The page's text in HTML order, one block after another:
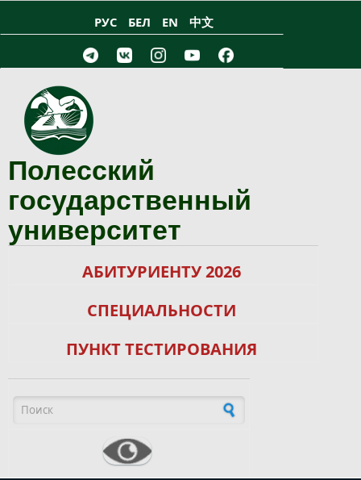
РУС БЕЛ EN 中文
Полесский
государственный
университет
АБИТУРИЕНТУ 2026
СПЕЦИАЛЬНОСТИ
ПУНКТ ТЕСТИРОВАНИЯ